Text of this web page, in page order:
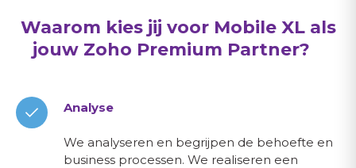
Waarom kies jij voor Mobile XL als
jouw Zoho Premium Partner?
Analyse
We analyseren en begrijpen de behoefte en
business processen. We realiseren een